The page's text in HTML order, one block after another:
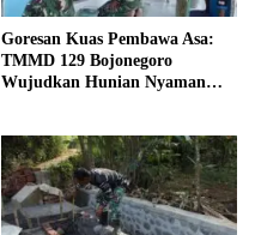
Goresan Kuas Pembawa Asa:
TMMD 129 Bojonegoro
Wujudkan Hunian Nyaman